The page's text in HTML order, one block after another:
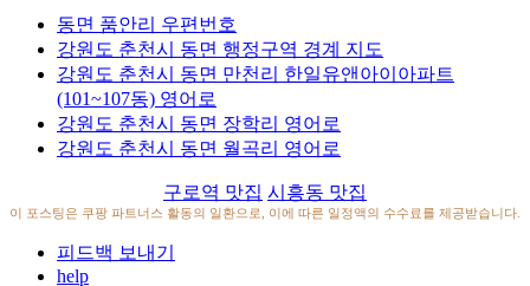
동면 품안리 우편번호
강원도 춘천시 동면 행정구역 경계 지도
강원도 춘천시 동면 만천리 한일유앤아이아파트
(101~107동) 영어로
강원도 춘천시 동면 장학리 영어로
강원도 춘천시 동면 월곡리 영어로
구로역 맛집 시흥동 맛집
이 포스팅은 쿠팡 파트너스 활동의 일환으로, 이에 따른 일정액의 수수료를 제공받습니다.
피드백 보내기
help